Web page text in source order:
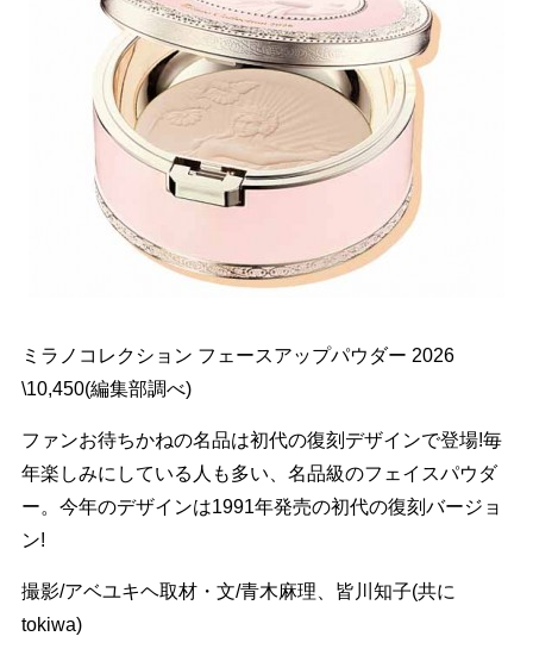
ミラノコレクション フェースアップパウダー 2026
\10,450(編集部調べ)
ファンお待ちかねの名品は初代の復刻デザインで登場!毎
年楽しみにしている人も多い、名品級のフェイスパウダ
ー。今年のデザインは1991年発売の初代の復刻バージョ
ン!
撮影/アベユキヘ取材・文/青木麻理、皆川知子(共に
tokiwa)